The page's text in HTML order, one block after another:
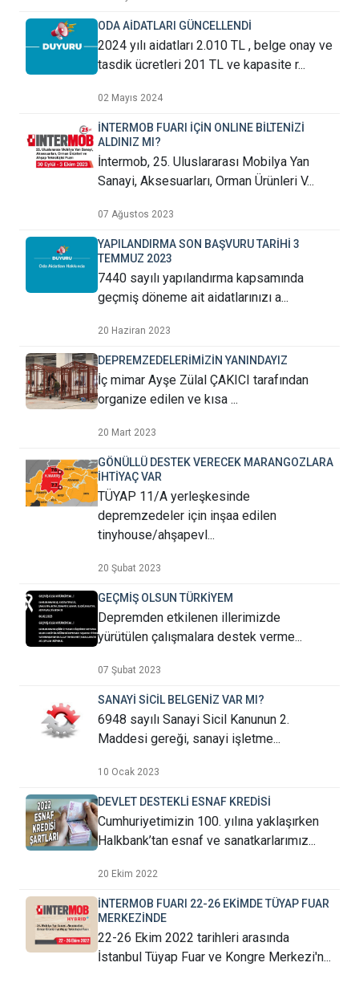
ODA AİDATLARI GÜNCELLENDİ
2024 yılı aidatları 2.010 TL , belge onay ve
tasdik ücretleri 201 TL ve kapasite r...
02 Mayıs 2024
İNTERMOB FUARI İÇİN ONLINE BİLTENİZİ
ALDINIZ MI?
İntermob, 25. Uluslararası Mobilya Yan
Sanayi, Aksesuarları, Orman Ürünleri V...
07 Ağustos 2023
YAPILANDIRMA SON BAŞVURU TARİHİ 3
TEMMUZ 2023
7440 sayılı yapılandırma kapsamında
geçmiş döneme ait aidatlarınızı a...
20 Haziran 2023
DEPREMZEDELERİMİZİN YANINDAYIZ
İç mimar Ayşe Zülal ÇAKICI tarafından
organize edilen ve kısa ...
20 Mart 2023
GÖNÜLLÜ DESTEK VERECEK MARANGOZLARA
İHTİYAÇ VAR
TÜYAP 11/A yerleşkesinde
depremzedeler için inşaa edilen
tinyhouse/ahşapevl...
20 Şubat 2023
GEÇMİŞ OLSUN TÜRKİYEM
Depremden etkilenen illerimizde
yürütülen çalışmalara destek verme...
07 Şubat 2023
SANAYİ SİCİL BELGENİZ VAR MI?
6948 sayılı Sanayi Sicil Kanunun 2.
Maddesi gereği, sanayi işletme...
10 Ocak 2023
DEVLET DESTEKLİ ESNAF KREDİSİ
Cumhuriyetimizin 100. yılına yaklaşırken
Halkbank’tan esnaf ve sanatkarlarımız...
20 Ekim 2022
İNTERMOB FUARI 22-26 EKİMDE TÜYAP FUAR
MERKEZİNDE
22-26 Ekim 2022 tarihleri arasında
İstanbul Tüyap Fuar ve Kongre Merkezi'n...